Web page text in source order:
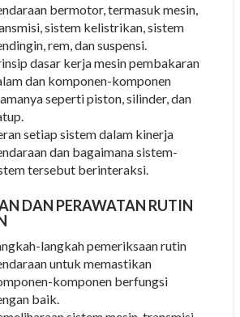
bermotor, termasuk mesin,
sistem kelistrikan, sistem
rem, dan suspensi.
dasar kerja mesin pembakaran
dan komponen-komponen
seperti piston, silinder, dan
setiap sistem dalam kinerja
dan bagaimana sistem-
tersebut berinteraksi.
DAN PERAWATAN RUTIN
langkah pemeriksaan rutin
untuk memastikan
komponen berfungsi
baik.